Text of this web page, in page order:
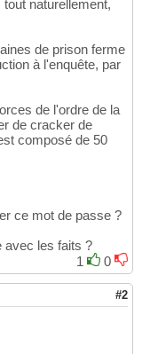
naturellement,
de prison ferme
à l'enquête, par
de l'ordre de la
de cracker de
composé de 50
ce mot de passe ?
avec les faits ?
1
0
#2